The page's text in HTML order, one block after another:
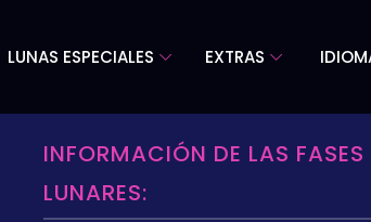
LUNAS ESPECIALES EXTRAS
INFORMACIÓN DE LAS FASES
LUNARES: